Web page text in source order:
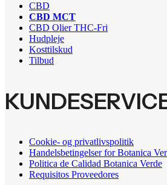
CBD
CBD MCT
CBD Olier THC-Fri
Hudpleje
Kosttilskud
Tilbud
Cookie- og privatlivspolitik
Handelsbetingelser for Botanica
Politica de Calidad Botanica Verde
Requisitos Proveedores